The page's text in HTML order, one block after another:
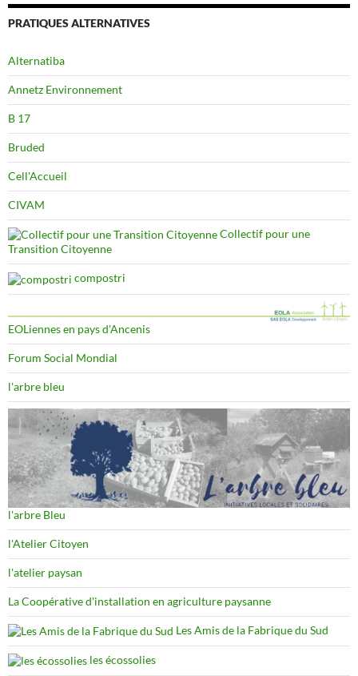
PRATIQUES ALTERNATIVES
Alternatiba
Annetz Environnement
B 17
Bruded
Cell'Accueil
CIVAM
Collectif pour une
Transition Citoyenne
compostri
EOLiennes en pays d'Ancenis
Forum Social Mondial
l'arbre bleu
l'arbre Bleu
l'Atelier Citoyen
l'atelier paysan
La Coopérative d'installation en agriculture paysanne
Les Amis de la Fabrique du Sud
les écossolies